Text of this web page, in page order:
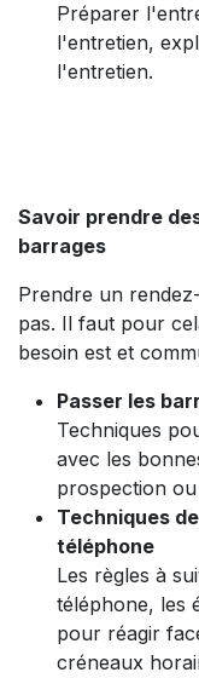
Préparer
l'entretien,
l'entretien.
Savoir prendre
barrages
Prendre un
pas. Il faut pour
besoin est et
Passer les
Techniques
avec les
prospection
Techniques
téléphone
Les règles à
téléphone, les
pour réagir
créneaux